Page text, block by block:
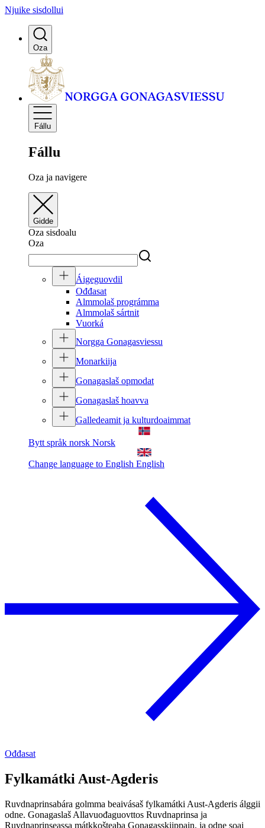
Njuike sisdollui
Oza
Fállu
Fállu
Oza ja navigere
Gidde
Oza sisdoalu
Oza
Áigeguovdil
Ođđasat
Almmolaš prográmma
Almmolaš sártnit
Vuorká
Norgga Gonagasviessu
Monarkiija
Gonagaslaš opmodat
Gonagaslaš hoavva
Galledeamit ja kulturdoaimmat
Bytt språk norsk Norsk
Change language to English English
Ođđasat
Fylkamátki Aust-Agderis
Ruvdnaprinsabára golmma beaivásaš fylkamátki Aust-Agderis álggii
odne. Gonagaslaš Allavuođaguovttos Ruvdnaprinsa ja
Ruvdnaprinseassa mátkkošteaba Gonagasskiippain, ja odne soai